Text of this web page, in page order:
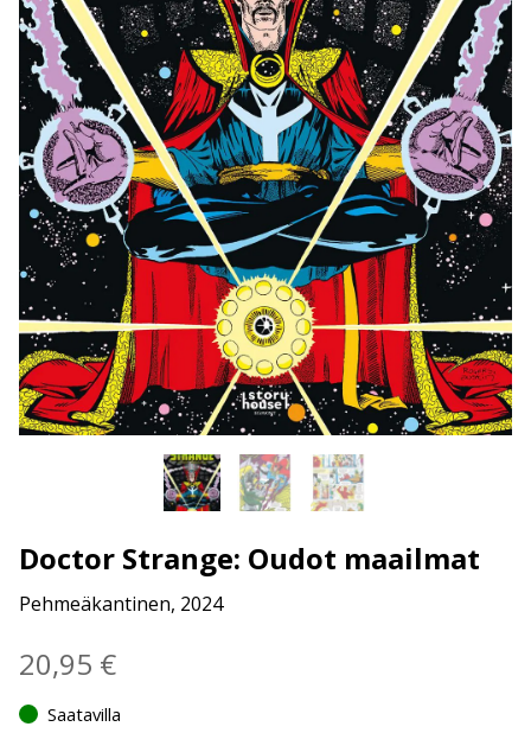
Doctor Strange: Oudot maailmat
Pehmeäkantinen, 2024
20,95 €
Saatavilla